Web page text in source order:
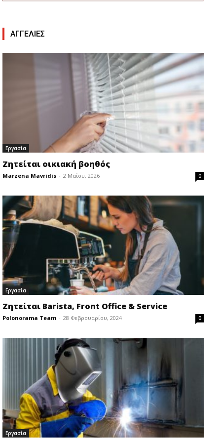
ΑΓΓΕΛΙΕΣ
Εργασία
Ζητείται οικιακή βοηθός
Marzena Mavridis - 2 Μαΐου, 2026 0
Εργασία
Ζητείται Barista, Front Office & Service
Polonorama Team - 28 Φεβρουαρίου, 2024 0
Εργασία